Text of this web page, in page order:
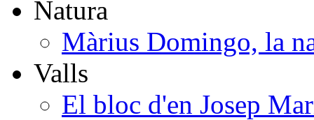
Natura
Màrius Domingo, la
Valls
El bloc d'en Josep